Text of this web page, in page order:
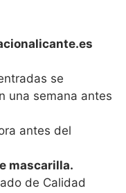
se
una semana antes
antes del
mascarilla.
de Calidad